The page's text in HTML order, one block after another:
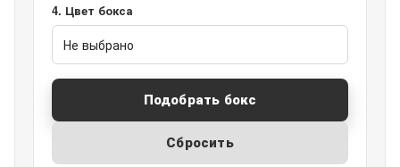
4. Цвет бокса
Подобрать бокс
Сбросить